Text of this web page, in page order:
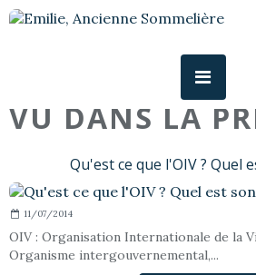
VU DANS LA
Qu'est ce que l'OIV ? Quel
11/07/2014
OIV : Organisation Internationale de la
Organisme intergouvernemental,...